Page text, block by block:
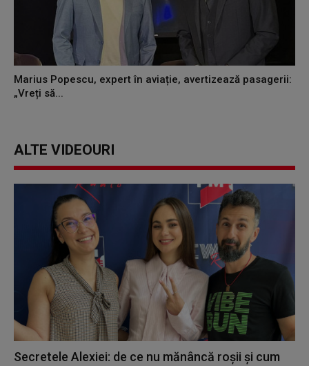
Marius Popescu, expert în aviație, avertizează pasagerii:
„Vreți să...
ALTE VIDEOURI
Secretele Alexiei: de ce nu mănâncă roșii și cum